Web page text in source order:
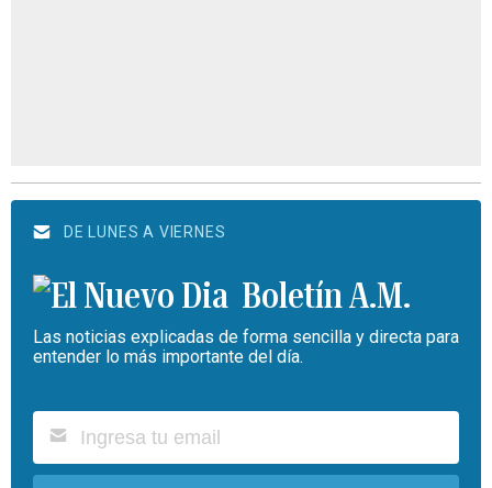
DE LUNES A VIERNES
Boletín A.M.
Las noticias explicadas de forma sencilla y directa para
entender lo más importante del día.